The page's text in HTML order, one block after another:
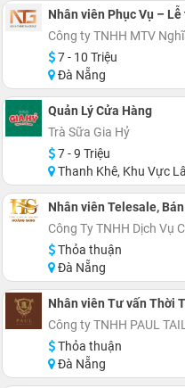
Nhân viên Phục Vụ – Lễ
Công ty TNHH MTV
7 - 10 Triệu
Đà Nẵng
Quản Lý Cửa Hàng
Trà Sữa Gia Hỷ
7 - 9 Triệu
Thanh Khê, Khu Vực Lân Cận Đà
Nhân viên Telesale,
Công Ty TNHH Dịch Vụ
Thỏa thuận
Đà Nẵng
Nhân viên Tư vấn Thời
Công ty TNHH PAUL
Thỏa thuận
Đà Nẵng